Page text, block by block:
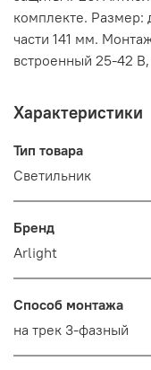
комплекте. Размер:
части 141 мм.
встроенный 25-42
Характеристики
Тип товара
Светильник
Бренд
Arlight
Способ монтажа
на трек 3-фазный